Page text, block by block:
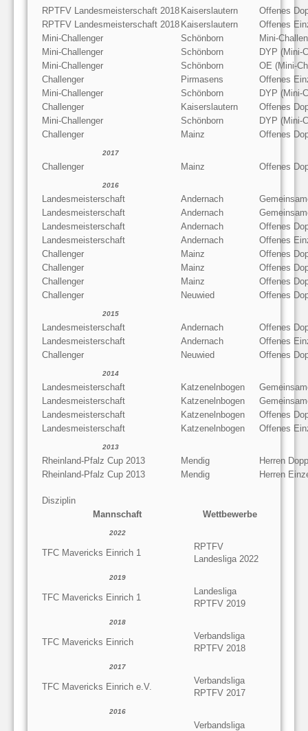
RPTFV Landesmeisterschaft 2018 Kaiserslautern
Offenes
RPTFV Landesmeisterschaft 2018 Kaiserslautern
Offenes
Mini-Challenger
Schönborn
Mini-
Mini-Challenger
Schönborn
DYP (Mini-
Mini-Challenger
Schönborn
OE (Mini-
Challenger
Pirmasens
Offenes
Mini-Challenger
Schönborn
DYP (Mini-
Challenger
Kaiserslautern
Offenes
Mini-Challenger
Schönborn
DYP (Mini-
Challenger
Mainz Offenes
2017
Challenger Mainz Offenes
2016
Landesmeisterschaft Andernach
Landesmeisterschaft
Andernach
Landesmeisterschaft
Andernach
Offenes
Landesmeisterschaft
Andernach
Offenes
Challenger
Mainz
Offenes
Challenger
Mainz
Offenes
Challenger
Mainz
Offenes
Challenger
Neuwied Offenes
2015
Landesmeisterschaft Andernach
Offenes
Landesmeisterschaft
Andernach
Offenes
Challenger
Neuwied Offenes
2014
Landesmeisterschaft Katzenelnbogen
Landesmeisterschaft
Katzenelnbogen
Landesmeisterschaft
Katzenelnbogen
Offenes
Landesmeisterschaft
Katzenelnbogen Offenes
2013
Rheinland-Pfalz Cup 2013 Mendig
Herren
Rheinland-Pfalz Cup 2013
Mendig Herren
Disziplin
Mannschaft
Wettbewerbe
2022
TFC Mavericks Einrich 1
RPTFV
Landesliga 2022
2019
TFC Mavericks Einrich 1
Landesliga
RPTFV 2019
2018
TFC Mavericks Einrich
Verbandsliga
RPTFV 2018
2017
TFC Mavericks Einrich e.V.
Verbandsliga
RPTFV 2017
2016
Verbandsliga